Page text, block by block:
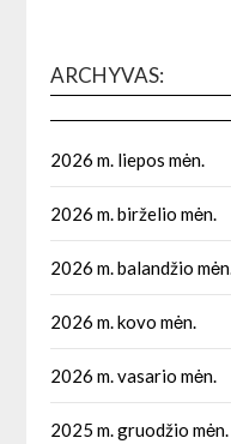
ARCHYVAS:
2026 m. liepos mėn.
2026 m. birželio mėn.
2026 m. balandžio mėn.
2026 m. kovo mėn.
2026 m. vasario mėn.
2025 m. gruodžio mėn.